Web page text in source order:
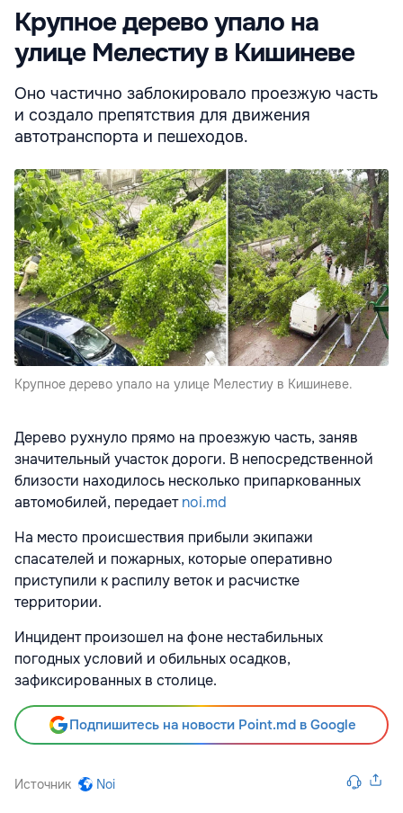
Крупное дерево упало на
улице Мелестиу в Кишиневе
Оно частично заблокировало проезжую часть
и создало препятствия для движения
автотранспорта и пешеходов.
Крупное дерево упало на улице Мелестиу в Кишиневе.
Дерево рухнуло прямо на проезжую часть, заняв
значительный участок дороги. В непосредственной
близости находилось несколько припаркованных
автомобилей, передаетnoi.md
На место происшествия прибыли экипажи
спасателей и пожарных, которые оперативно
приступили к распилу веток и расчистке
территории.
Инцидент произошел на фоне нестабильных
погодных условий и обильных осадков,
зафиксированных в столице.
Подпишитесь на новости Point.md в Google
Источник Noi